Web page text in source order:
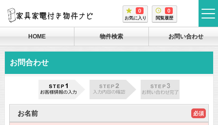
0
お気に入り
0
閲覧履歴
HOME 物件検索 お問い合わせ
お問合わせ
お名前 必須